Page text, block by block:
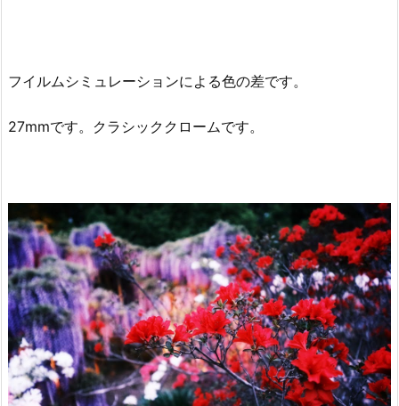
フイルムシミュレーションによる色の差です。
27mmです。クラシッククロームです。